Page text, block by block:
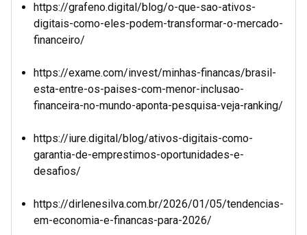
https://grafeno.digital/blog/o-que-sao-ativos-
digitais-como-eles-podem-transformar-o-mercado-
financeiro/
https://exame.com/invest/minhas-financas/brasil-
esta-entre-os-paises-com-menor-inclusao-
financeira-no-mundo-aponta-pesquisa-veja-ranking/
https://iure.digital/blog/ativos-digitais-como-
garantia-de-emprestimos-oportunidades-e-
desafios/
https://dirlenesilva.com.br/2026/01/05/tendencias-
em-economia-e-financas-para-2026/